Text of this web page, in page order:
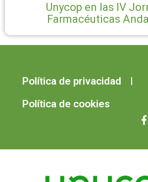
Unycop en las IV
Farmacéuticas
Política de privacidad
Política de cookies